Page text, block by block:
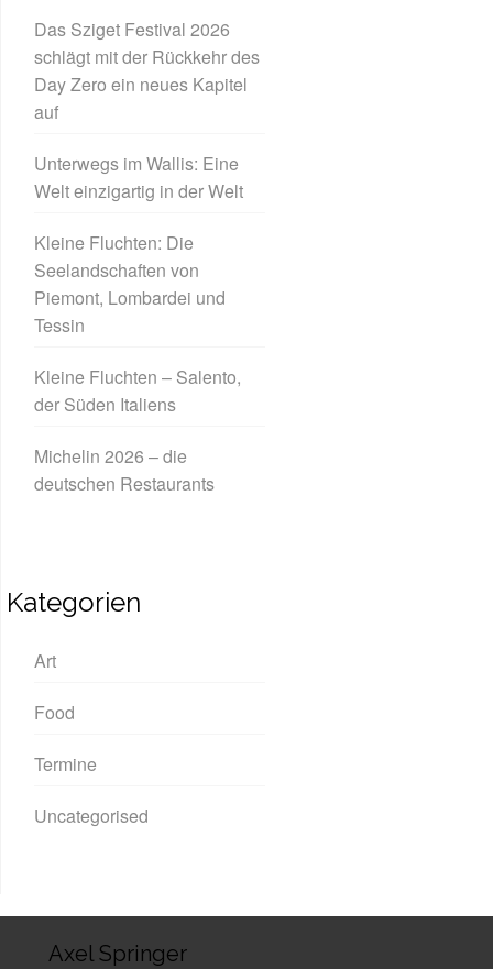
Das Sziget Festival 2026
schlägt mit der Rückkehr des
Day Zero ein neues Kapitel
auf
Unterwegs im Wallis: Eine
Welt einzigartig in der Welt
Kleine Fluchten: Die
Seelandschaften von
Piemont, Lombardei und
Tessin
Kleine Fluchten – Salento,
der Süden Italiens
Michelin 2026 – die
deutschen Restaurants
Kategorien
Art
Food
Termine
Uncategorised
Axel Springer